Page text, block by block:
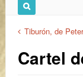
Tiburón, de
Cartel